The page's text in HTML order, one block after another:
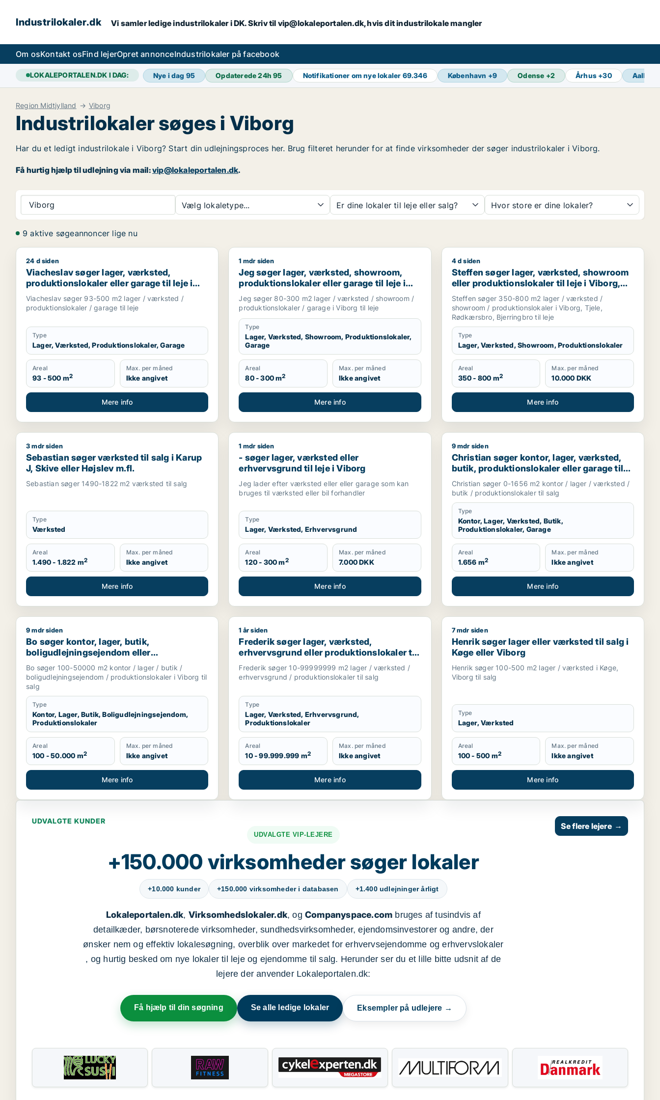
Industrilokaler.dk Vi samler ledige industrilokaler i DK. Skriv til vip@lokaleportalen.dk, hvis dit industrilokale mangler
Om osKontakt osFind lejerOpret annonceIndustrilokaler på facebook
LOKALEPORTALEN.DK I DAG: Nye i dag 95 Opdaterede 24h95 Notifikationer om nye lokaler 69.346 København +9 Odense +2 Århus +30 Aalborg
Region Midtjylland Viborg
Industrilokaler søges i Viborg
Har du et ledigt industrilokale i Viborg? Start din udlejningsproces her. Brug filteret herunder for at finde virksomheder der søger industrilokaler i Viborg.
Få hurtig hjælp til udlejning via mail:vip@lokaleportalen.dk.
Viborg Vælg lokaletype... Er dine lokaler til leje eller salg? Hvor store er dine lokaler?
9 aktive søgeannoncer lige nu
Viacheslav søger lager, værksted, produktionslokaler eller garage til leje i Karup J, Skive eller Højslev m.fl.
24 d siden
Viacheslav søger lager, værksted,
produktionslokaler eller garage til leje i
Karup J, Skive eller Højslev m.fl.
Viacheslav søger 93-500 m2 lager / værksted /
produktionslokaler / garage til leje
Type
Lager, Værksted, Produktionslokaler, Garage
Areal
93 - 500 m2
Max. per måned
Ikke angivet
Mere info
Jeg søger lager, værksted, showroom, produktionslokaler eller garage til leje i Viborg
1 mdr siden
Jeg søger lager, værksted, showroom,
produktionslokaler eller garage til leje i
Viborg
Jeg søger 80-300 m2 lager / værksted / showroom /
produktionslokaler / garage i Viborg til leje
Type
Lager, Værksted, Showroom, Produktionslokaler,
Garage
Areal
80 - 300 m2
Max. per måned
Ikke angivet
Mere info
Steffen søger lager, værksted, showroom eller
4 d siden
Steffen søger lager, værksted, showroom
eller produktionslokaler til leje i Viborg,
Tjele eller Rødkærsbro m.fl.
Steffen søger 350-800 m2 lager / værksted /
showroom / produktionslokaler i Viborg, Tjele,
Rødkærsbro, Bjerringbro til leje
Type
Lager, Værksted, Showroom, Produktionslokaler
Areal
350 - 800 m2
Max. per måned
10.000 DKK
Mere info
Sebastian søger værksted til salg i Karup J, Skive eller Højslev m.fl.
3 mdr siden
Sebastian søger værksted til salg i Karup
J, Skive eller Højslev m.fl.
Sebastian søger 1490-1822 m2 værksted til salg
Type
Værksted
Areal
1.490 - 1.822 m2
Max. per måned
Ikke angivet
Mere info
- søger lager, værksted eller erhvervsgrund til leje i Viborg
1 mdr siden
- søger lager, værksted eller
erhvervsgrund til leje i Viborg
Jeg lader efter værksted eller eller garage som kan
bruges til værksted eller bil forhandler
Type
Lager, Værksted, Erhvervsgrund
Areal
120 - 300 m2
Max. per måned
7.000 DKK
Mere info
Christian søger kontor, lager, værksted, butik,
9 mdr siden
Christian søger kontor, lager, værksted,
butik, produktionslokaler eller garage til
salg i Karup J, Skive eller Højslev m.fl.
Christian søger 0-1656 m2 kontor / lager / værksted /
butik / produktionslokaler til salg
Type
Kontor, Lager, Værksted, Butik,
Produktionslokaler, Garage
Areal
1.656 m2
Max. per måned
Ikke angivet
Mere info
Bo søger kontor, lager, butik, boligudlejningsejendom eller produktionslokaler til salg i Viborg
9 mdr siden
Bo søger kontor, lager, butik,
boligudlejningsejendom eller
produktionslokaler til salg i Viborg
Bo søger 100-50000 m2 kontor / lager / butik /
boligudlejningsejendom / produktionslokaler i Viborg til
salg
Type
Kontor, Lager, Butik, Boligudlejningsejendom,
Produktionslokaler
Areal
100 - 50.000 m2
Max. per måned
Ikke angivet
Mere info
Frederik søger lager, værksted, erhvervsgrund eller produktionslokaler til salg i Holstebro, Thisted eller Skive
1 år siden
Frederik søger lager, værksted,
erhvervsgrund eller produktionslokaler til
salg i Holstebro, Thisted eller Skive m.fl.
Frederik søger 10-99999999 m2 lager / værksted /
erhvervsgrund / produktionslokaler til salg
Type
Lager, Værksted, Erhvervsgrund,
Produktionslokaler
Areal
10 - 99.999.999 m2
Max. per måned
Ikke angivet
Mere info
Henrik søger lager eller værksted til salg i Køge eller
7 mdr siden
Henrik søger lager eller værksted til salg i
Køge eller Viborg
Henrik søger 100-500 m2 lager / værksted i Køge,
Viborg til salg
Type
Lager, Værksted
Areal
100 - 500 m2
Max. per måned
Ikke angivet
Mere info
UDVALGTE KUNDER
UDVALGTE VIP-LEJERE
+150.000 virksomheder søger lokaler
+10.000 kunder +150.000 virksomheder i databasen +1.400 udlejninger årligt
Lokaleportalen.dk, Virksomhedslokaler.dk, og Companyspace.com bruges af tusindvis af
detailkæder, børsnoterede virksomheder, sundhedsvirksomheder, ejendomsinvestorer og andre, der
ønsker nem og effektiv lokalesøgning, overblik over markedet for erhvervsejendomme og erhvervslokaler
, og hurtig besked om nye lokaler til leje og ejendomme til salg. Herunder ser du et lille bitte udsnit af de
lejere der anvender Lokaleportalen.dk:
Få hjælp til din søgning Se alle ledige lokaler Eksempler på udlejere →
Se flere lejere →